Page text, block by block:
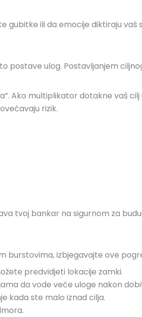
gubitke ili da emocije diktiraju vaš
postave ulog. Postavljanjem
Ako multiplikator dotakne vaš
rizik.
tvoj bankar na sigurnom za
burstovima, izbjegavajte ove
predvidjeti lokacije zamki.
da vode veće uloge nakon
kada ste malo iznad cilja.